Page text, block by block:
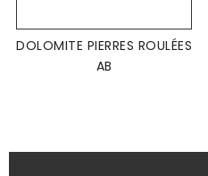
DOLOMITE PIERRES ROULÉES
AB